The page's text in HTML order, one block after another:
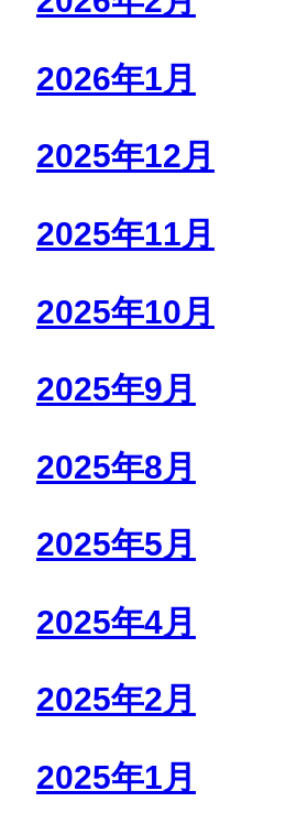
2026年1月
2025年12月
2025年11月
2025年10月
2025年9月
2025年8月
2025年5月
2025年4月
2025年2月
2025年1月